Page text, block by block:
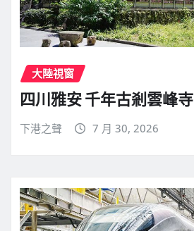
大陸視窗
四川雅安 千年古剎雲峰寺
下港之聲 7 月 30, 2026